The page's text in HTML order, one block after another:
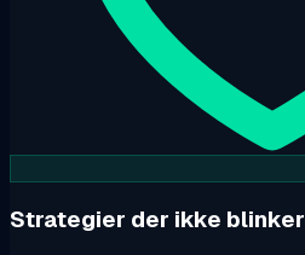
Strategier der ikke blinker